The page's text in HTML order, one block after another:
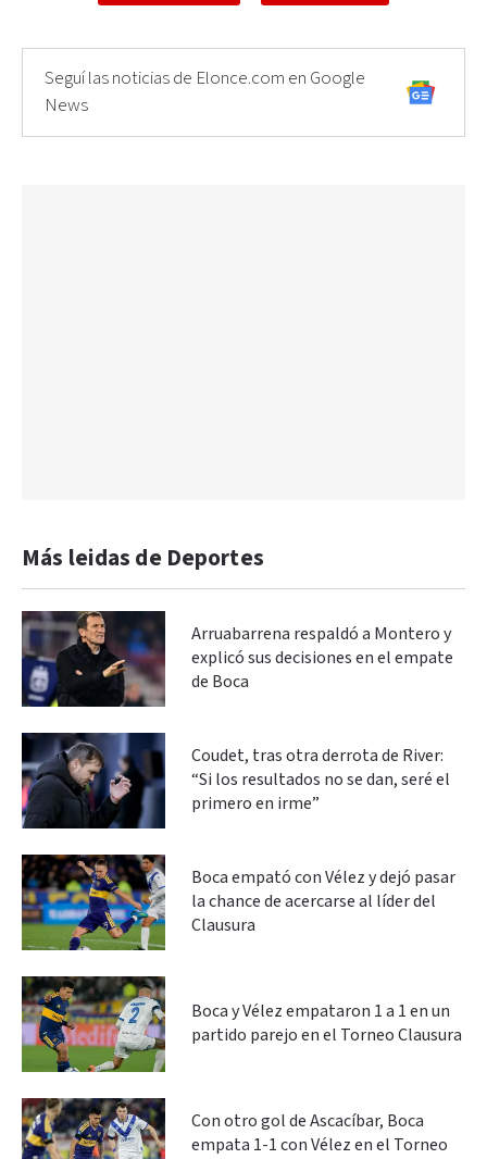
Seguí las noticias de Elonce.com en Google
News
Más leidas de Deportes
Arruabarrena respaldó a Montero y
explicó sus decisiones en el empate
de Boca
Coudet, tras otra derrota de River:
“Si los resultados no se dan, seré el
primero en irme”
Boca empató con Vélez y dejó pasar
la chance de acercarse al líder del
Clausura
Boca y Vélez empataron 1 a 1 en un
partido parejo en el Torneo Clausura
Con otro gol de Ascacíbar, Boca
empata 1-1 con Vélez en el Torneo